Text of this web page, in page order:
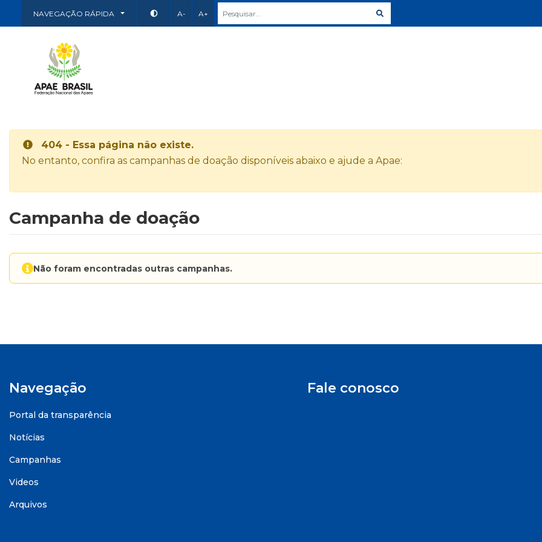
NAVEGAÇÃO RÁPIDA A- A+
404 - Essa página não existe.
No entanto, confira as campanhas de doação disponíveis abaixo e ajude a Apae:
Campanha de doação
Não foram encontradas outras campanhas.
Navegação
Portal da transparência
Notícias
Campanhas
Videos
Arquivos
Fale conosco